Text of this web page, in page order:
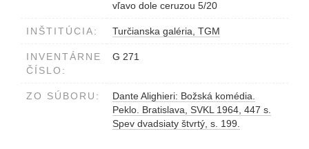
vľavo dole ceruzou 5/20
INŠTITÚCIA: Turčianska galéria, TGM
INVENTÁRNE
ČÍSLO:
G 271
ZO SÚBORU:
Dante Alighieri: Božská komédia.
Peklo. Bratislava, SVKL 1964, 447 s.
Spev dvadsiaty štvrtý, s. 199.